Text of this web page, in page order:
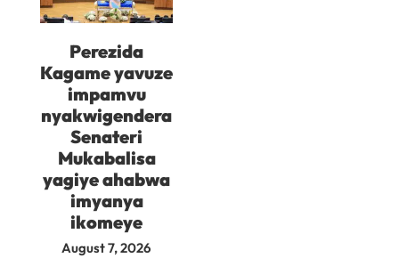
Perezida
Kagame yavuze
impamvu
nyakwigendera
Senateri
Mukabalisa
yagiye ahabwa
imyanya
ikomeye
August 7, 2026